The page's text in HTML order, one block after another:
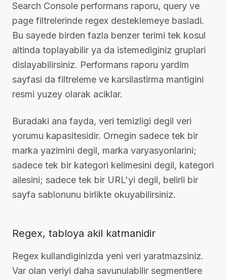
Search Console performans raporu, query ve
page filtrelerinde regex desteklemeye basladi.
Bu sayede birden fazla benzer terimi tek kosul
altinda toplayabilir ya da istemediginiz gruplari
dislayabilirsiniz. Performans raporu yardim
sayfasi da filtreleme ve karsilastirma mantigini
resmi yuzey olarak aciklar.
Buradaki ana fayda, veri temizligi degil veri
yorumu kapasitesidir. Ornegin sadece tek bir
marka yazimini degil, marka varyasyonlarini;
sadece tek bir kategori kelimesini degil, kategori
ailesini; sadece tek bir URL'yi degil, belirli bir
sayfa sablonunu birlikte okuyabilirsiniz.
Regex, tabloya akil katmanidir
Regex kullandiginizda yeni veri yaratmazsiniz.
Var olan veriyi daha savunulabilir segmentlere